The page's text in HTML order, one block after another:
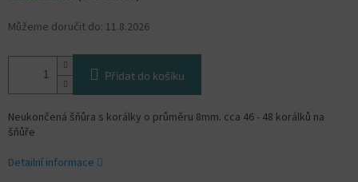
Můžeme doručit do: 11.8.2026
Přidat do košíku
Neukončená šňůra s korálky o průměru 8mm. cca 46 - 48 korálků na
šňůře
Detailní informace